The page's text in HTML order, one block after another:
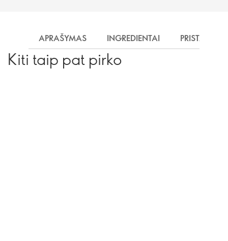
APRAŠYMAS INGREDIENTAI
Kiti taip pat pirko